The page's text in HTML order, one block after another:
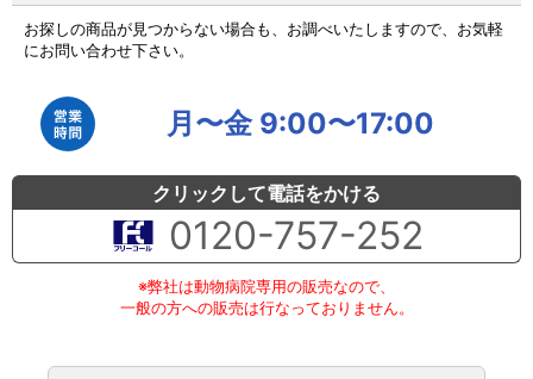
お探しの商品が見つからない場合も、お調べいたしますので、お気軽
にお問い合わせ下さい。
月〜金 9:00〜17:00
クリックして電話をかける
0120-757-252
※弊社は動物病院専用の販売なので、
一般の方への販売は行なっておりません。